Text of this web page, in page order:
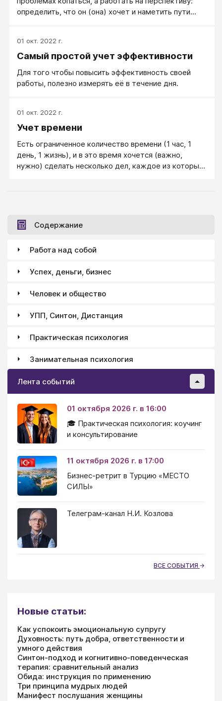
определить, что он (она) хочет и наметить пути
неуверенность в себе, отсутствие лидерских
качеств и другие проблемы, мешающие ей
неуверенностью можно сразу ставить задачи по
движению вперед.
01 окт. 2022 г.
Самый простой учет эффективности
Для того чтобы повысить эффективность своей
работы, полезно измерять её в течение дня.
01 окт. 2022 г.
Учет времени
Есть ограниченное количество времени (1 час, 1
день, 1 жизнь), и в это время хочется (важно,
нужно) сделать несколько дел, каждое из которых
Содержание
Работа над собой
Успех, деньги, бизнес
Человек и общество
УПП, Синтон, Дистанция
Практическая психология
Занимательная психология
Лента событий
01 октября 2026 г. в 16:00
🎓 Практическая психология: коучинг
и консультирование
11 октября 2026 г. в 17:00
Бизнес-ретрит в Турцию «МЕСТО
СИЛЫ»
Телеграм-канал Н.И. Козлова
ВСЕ СОБЫТИЯ
Новые статьи:
Как успокоить эмоциональную супругу
Духовность: путь добра, ответственности и
умного действия
Синтон-подход и когнитивно-поведенческая
терапия: сравнительный анализ
Обида: инструкция по применению
Три принципа мудрых людей
Манифест послушания женщины